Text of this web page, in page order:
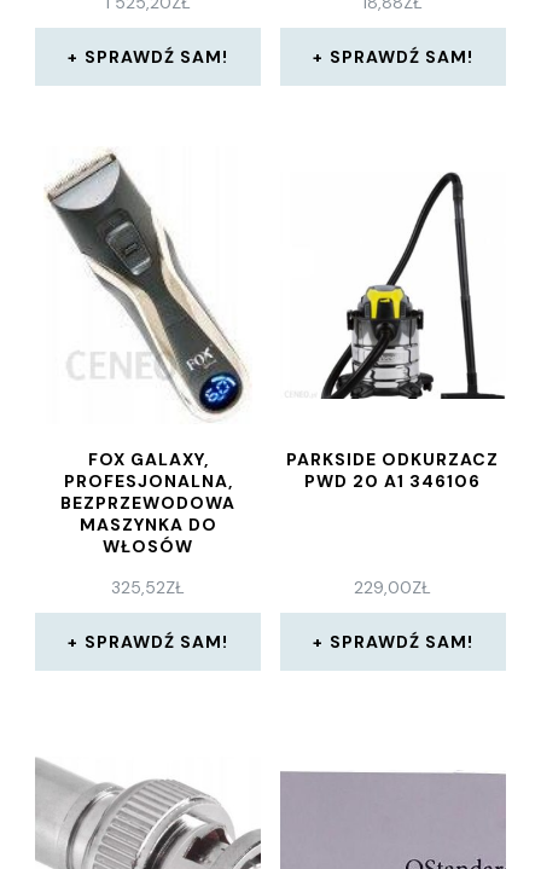
SPRAWDŹ SAM! SPRAWDŹ SAM!
FOX GALAXY,
PROFESJONALNA,
BEZPRZEWODOWA
MASZYNKA DO
WŁOSÓW
325,52ZŁ
SPRAWDŹ SAM!
PARKSIDE ODKURZACZ
PWD 20 A1 346106
229,00ZŁ
SPRAWDŹ SAM!